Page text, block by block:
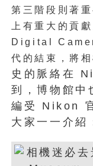
第三階段則著
上有重大的貢
Digital
代的結束，將
史的脈絡在
到，博物館中
編受 Nikon
大家一一介紹